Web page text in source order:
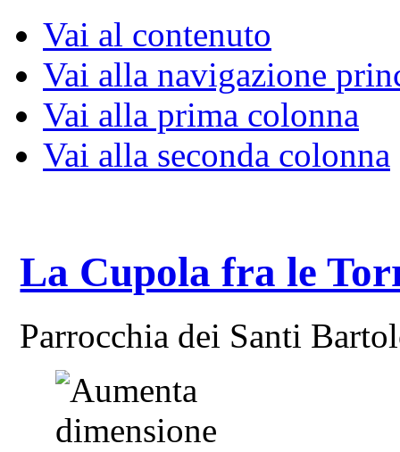
Vai al contenuto
Vai alla navigazione
Vai alla prima colonna
Vai alla seconda colonna
La Cupola fra le
Parrocchia dei Santi